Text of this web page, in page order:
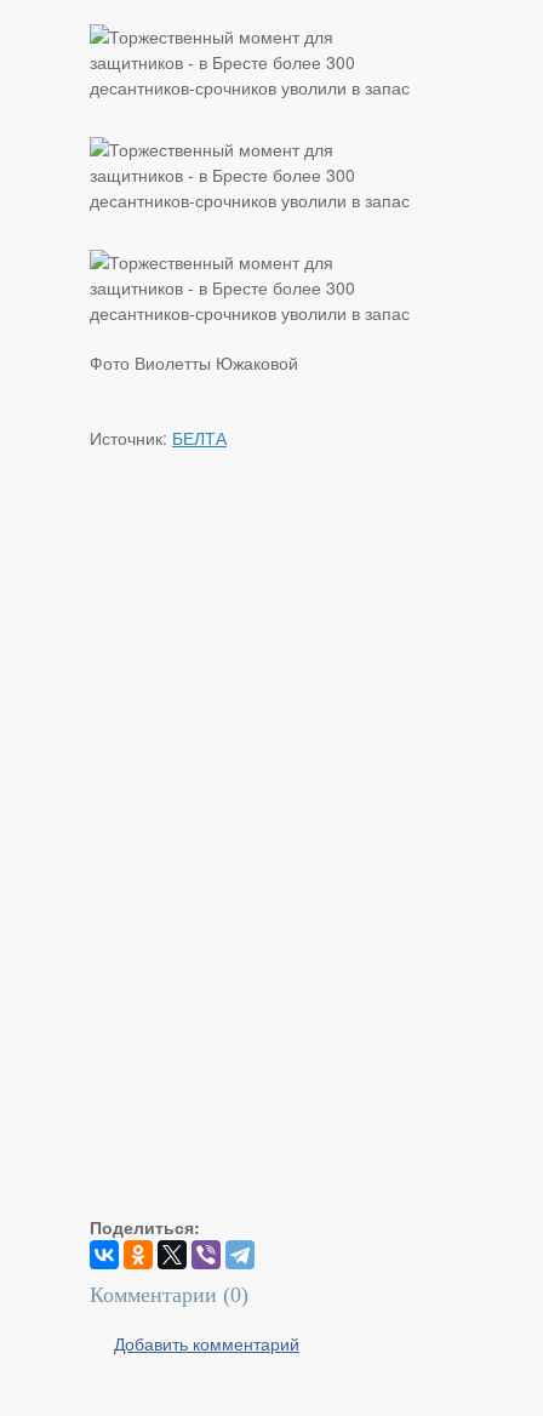
Фото Виолетты Южаковой
Источник: БЕЛТА
Поделиться:
Комментарии (0)
Добавить комментарий